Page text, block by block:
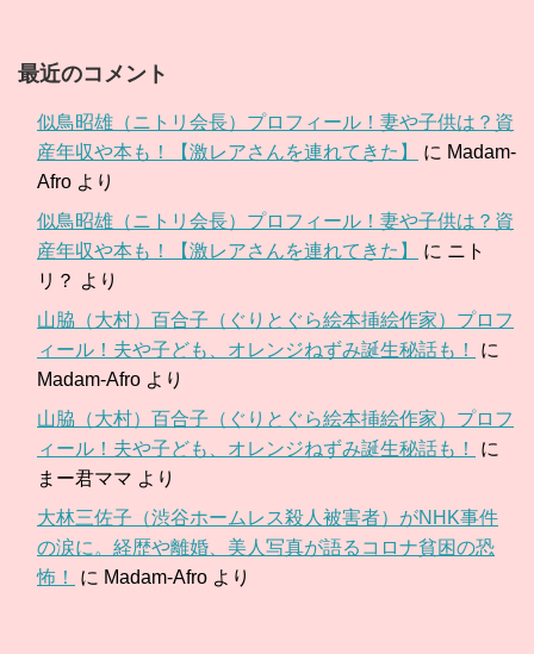
最近のコメント
似鳥昭雄（ニトリ会長）プロフィール！妻や子供は？資
産年収や本も！【激レアさんを連れてきた】
に Madam-
Afro より
似鳥昭雄（ニトリ会長）プロフィール！妻や子供は？資
産年収や本も！【激レアさんを連れてきた】
に ニト
リ？ より
山脇（大村）百合子（ぐりとぐら絵本挿絵作家）プロフ
ィール！夫や子ども、オレンジねずみ誕生秘話も！
に
Madam-Afro より
山脇（大村）百合子（ぐりとぐら絵本挿絵作家）プロフ
ィール！夫や子ども、オレンジねずみ誕生秘話も！
に
まー君ママ より
大林三佐子（渋谷ホームレス殺人被害者）がNHK事件
の涙に。経歴や離婚、美人写真が語るコロナ貧困の恐
怖！
に Madam-Afro より